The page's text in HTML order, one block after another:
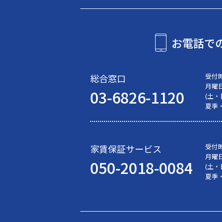
お電話で
総合窓口
03-6826-1120
受付
月曜
(土・
夏季
家賃保証サービス
050-2018-0084
受付
月曜
(土・
夏季